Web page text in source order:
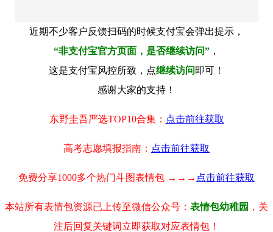
近期不少客户反馈扫码的时候支付宝会弹出提示，
“非支付宝官方页面，是否继续访问” ，
这是支付宝风控所致，点继续访问 即可！
感谢大家的支持！
东野圭吾严选TOP10合集： 点击前往获取
高考志愿填报指南： 点击前往获取
免费分享1000多个热门斗图表情包 →→→ 点击前往获取
本站所有表情包资源已上传至微信公众号： 表情包幼稚园 ，关
注后回复关键词立即获取对应表情包！